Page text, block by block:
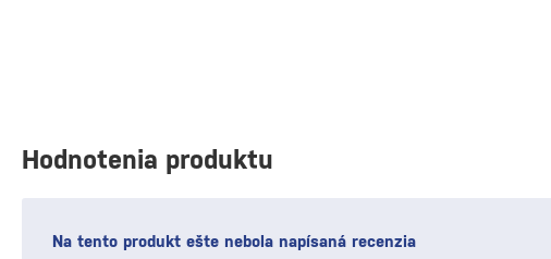
Hodnotenia produktu
Na tento produkt ešte nebola napísaná recenzia